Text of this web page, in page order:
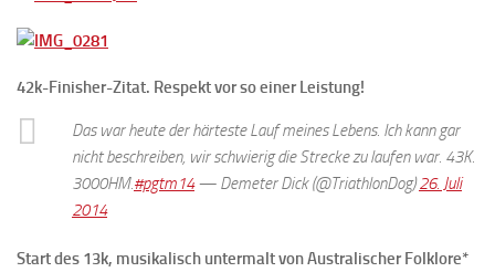
42k-Finisher-Zitat. Respekt vor so einer Leistung!
Das war heute der härteste Lauf meines Lebens. Ich kann gar
nicht beschreiben, wir schwierig die Strecke zu laufen war. 43K.
3000HM.#pgtm14— Demeter Dick (@TriathlonDog)26. Juli
2014
Start des 13k, musikalisch untermalt von Australischer Folklore*